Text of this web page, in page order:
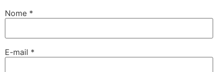
Nome *
E-mail *